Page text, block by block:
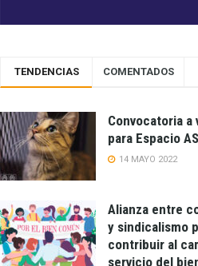
TENDENCIAS COMENTADOS
Convocatoria a
para Espacio
14 MAYO 2022
Alianza entre
y sindicalismo
contribuir al
servicio del